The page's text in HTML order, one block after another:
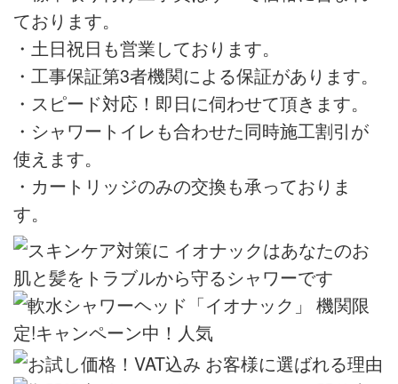
ております。
・土日祝日も営業しております。
・工事保証第3者機関による保証があります。
・スピード対応！即日に伺わせて頂きます。
・シャワートイレも合わせた同時施工割引が
使えます。
・カートリッジのみの交換も承っておりま
す。